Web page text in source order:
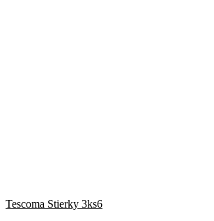
Tescoma Stierky 3ks6